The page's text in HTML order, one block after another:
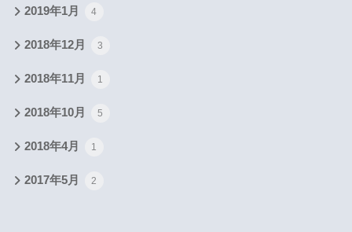
2019年1月 4
2018年12月 3
2018年11月 1
2018年10月 5
2018年4月 1
2017年5月 2